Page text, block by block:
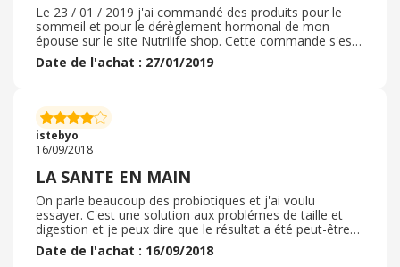
Le 23 / 01 / 2019 j'ai commandé des produits pour le
sommeil et pour le dérèglement hormonal de mon
épouse sur le site Nutrilife shop. Cette commande s'est
très bien déroulée, je n'ai bénéficié d'aucun code promo.
J'ai reçu mon colis très rapidement le 26 / 01 / 2019 soit
très bonne qualité. Je n'ai pas été amené à faire de
retour, je conseillerai ce site à toutes mes
connaissances, j' attend maintenant de voir ce que
donnerons les produits.
Date de l'achat : 27/01/2019
istebyo
16/09/2018
LA SANTE EN MAIN
On parle beaucoup des probiotiques et j'ai voulu
essayer. C'est une solution aux problémes de taille et
digestion et je peux dire que le résultat a été peut-être
un peu long avant de l'aperçevoir mais il est là. Nutrilife
est un site fiable dans lequel le choix est important pour
Date de l'achat : 16/09/2018